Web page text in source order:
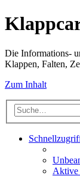
Die Informations-
Klappen, Falten,
Zum Inhalt
Aktive